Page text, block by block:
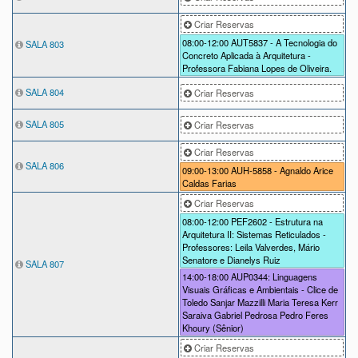
SALA 803
Criar Reservas
08:00-12:00AUT5837 - A Tecnologia do
Concreto Aplicada à Arquitetura -
Professora Fabiana Lopes de Oliveira.
SALA 804
Criar Reservas
SALA 805 Criar Reservas
SALA 806
Criar Reservas
09:00-13:00AUH-5858 - Agnaldo Arice
Caldas Farias
SALA 807
Criar Reservas
08:00-12:00 PEF2602 - Estrutura na
Arquitetura II: Sistemas Reticulados -
Professores: Leila Valverdes, Mário
Senatore e Dianelys Ruiz
14:00-18:00AUP0344: Linguagens
Visuais Gráficas e Ambientais - Clice de
Toledo Sanjar Mazzilli Maria Teresa Kerr
Saraiva Gabriel Pedrosa Pedro Feres
Khoury (Sênior)
Criar Reservas